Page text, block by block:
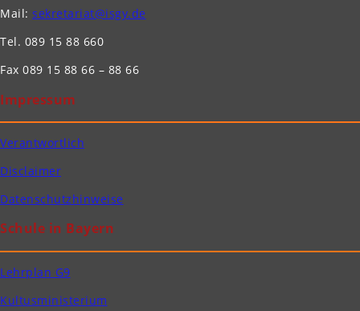
Mail: sekretariat@isgy.de
Tel. 089 15 88 660
Fax 089 15 88 66 – 88 66
Impressum
Verantwortlich
Disclaimer
Datenschutzhinweise
Schule in Bayern
Lehrplan G9
Kultusministerium